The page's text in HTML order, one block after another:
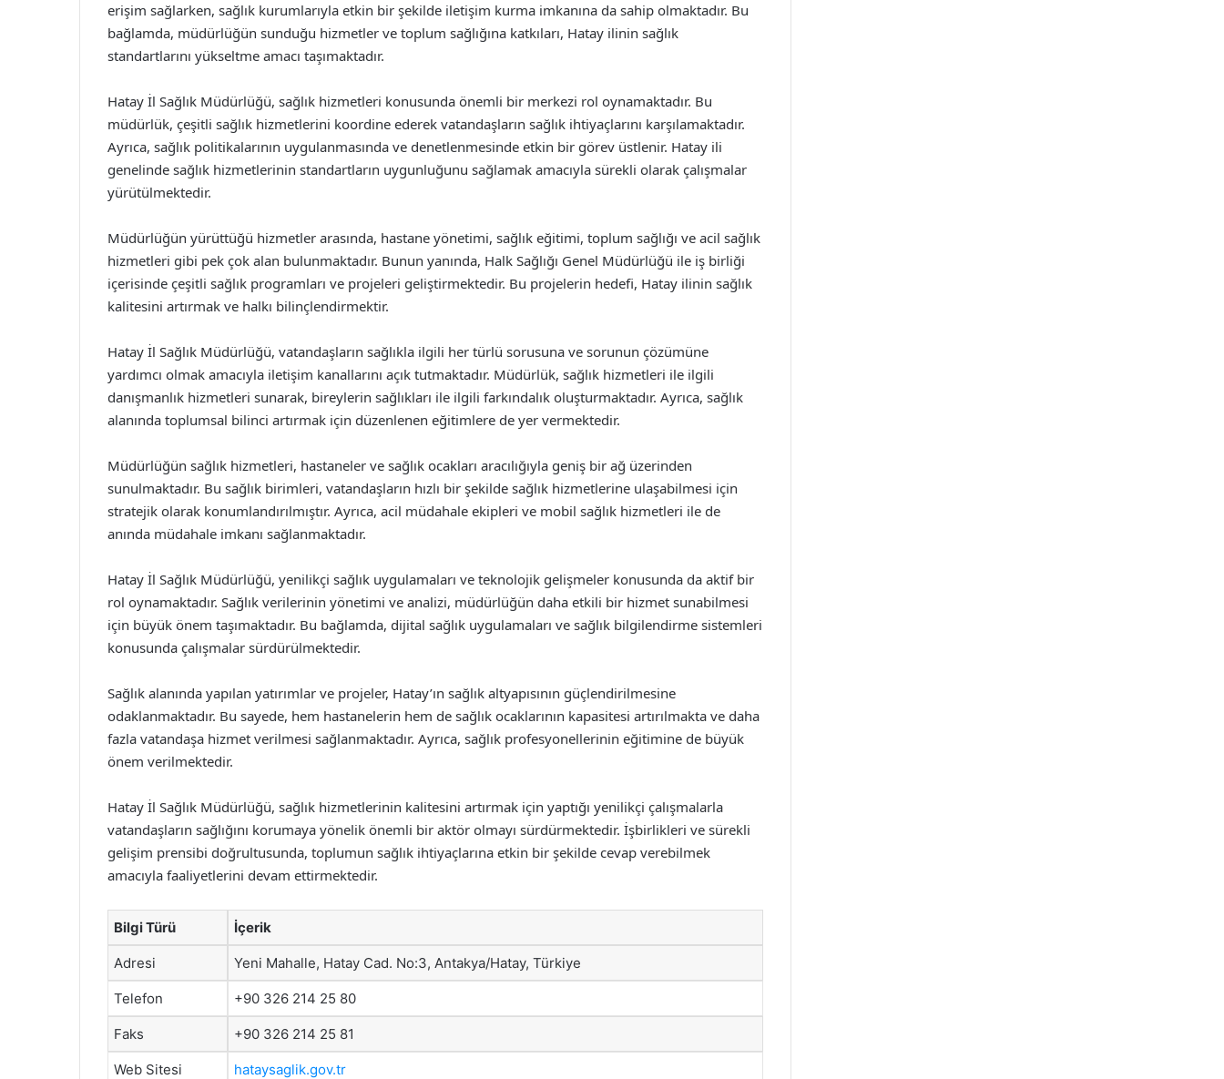
erişim sağlarken, sağlık kurumlarıyla etkin bir şekilde iletişim kurma imkanına da sahip olmaktadır. Bu
bağlamda, müdürlüğün sunduğu hizmetler ve toplum sağlığına katkıları, Hatay ilinin sağlık
standartlarını yükseltme amacı taşımaktadır.
Hatay İl Sağlık Müdürlüğü, sağlık hizmetleri konusunda önemli bir merkezi rol oynamaktadır. Bu
müdürlük, çeşitli sağlık hizmetlerini koordine ederek vatandaşların sağlık ihtiyaçlarını karşılamaktadır.
Ayrıca, sağlık politikalarının uygulanmasında ve denetlenmesinde etkin bir görev üstlenir. Hatay ili
genelinde sağlık hizmetlerinin standartların uygunluğunu sağlamak amacıyla sürekli olarak çalışmalar
yürütülmektedir.
Müdürlüğün yürüttüğü hizmetler arasında, hastane yönetimi, sağlık eğitimi, toplum sağlığı ve acil sağlık
hizmetleri gibi pek çok alan bulunmaktadır. Bunun yanında, Halk Sağlığı Genel Müdürlüğü ile iş birliği
içerisinde çeşitli sağlık programları ve projeleri geliştirmektedir. Bu projelerin hedefi, Hatay ilinin sağlık
kalitesini artırmak ve halkı bilinçlendirmektir.
Hatay İl Sağlık Müdürlüğü, vatandaşların sağlıkla ilgili her türlü sorusuna ve sorunun çözümüne
yardımcı olmak amacıyla iletişim kanallarını açık tutmaktadır. Müdürlük, sağlık hizmetleri ile ilgili
danışmanlık hizmetleri sunarak, bireylerin sağlıkları ile ilgili farkındalık oluşturmaktadır. Ayrıca, sağlık
alanında toplumsal bilinci artırmak için düzenlenen eğitimlere de yer vermektedir.
Müdürlüğün sağlık hizmetleri, hastaneler ve sağlık ocakları aracılığıyla geniş bir ağ üzerinden
sunulmaktadır. Bu sağlık birimleri, vatandaşların hızlı bir şekilde sağlık hizmetlerine ulaşabilmesi için
stratejik olarak konumlandırılmıştır. Ayrıca, acil müdahale ekipleri ve mobil sağlık hizmetleri ile de
anında müdahale imkanı sağlanmaktadır.
Hatay İl Sağlık Müdürlüğü, yenilikçi sağlık uygulamaları ve teknolojik gelişmeler konusunda da aktif bir
rol oynamaktadır. Sağlık verilerinin yönetimi ve analizi, müdürlüğün daha etkili bir hizmet sunabilmesi
için büyük önem taşımaktadır. Bu bağlamda, dijital sağlık uygulamaları ve sağlık bilgilendirme sistemleri
konusunda çalışmalar sürdürülmektedir.
Sağlık alanında yapılan yatırımlar ve projeler, Hatay’ın sağlık altyapısının güçlendirilmesine
odaklanmaktadır. Bu sayede, hem hastanelerin hem de sağlık ocaklarının kapasitesi artırılmakta ve daha
fazla vatandaşa hizmet verilmesi sağlanmaktadır. Ayrıca, sağlık profesyonellerinin eğitimine de büyük
önem verilmektedir.
Hatay İl Sağlık Müdürlüğü, sağlık hizmetlerinin kalitesini artırmak için yaptığı yenilikçi çalışmalarla
vatandaşların sağlığını korumaya yönelik önemli bir aktör olmayı sürdürmektedir. İşbirlikleri ve sürekli
gelişim prensibi doğrultusunda, toplumun sağlık ihtiyaçlarına etkin bir şekilde cevap verebilmek
amacıyla faaliyetlerini devam ettirmektedir.
Bilgi Türü İçerik
Adresi Yeni Mahalle, Hatay Cad. No:3, Antakya/Hatay, Türkiye
Telefon +90 326 214 25 80
Faks +90 326 214 25 81
Web Sitesi hataysaglik.gov.tr